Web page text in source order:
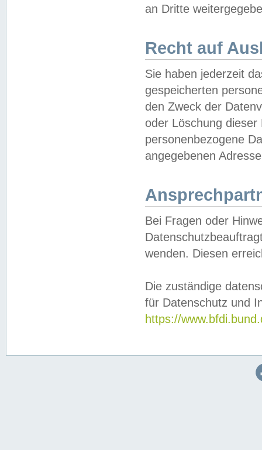
an Dritte
Recht auf
Sie haben jederzeit
gespeicherten
den Zweck der
oder Löschung
personenbezogene
angegebenen
Bei Fragen oder
wenden. Diesen
Die zuständige
für Datenschutz und
https://